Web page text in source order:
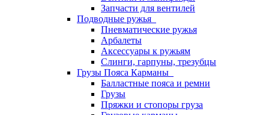
Запчасти для вентилей
Подводные ружья
Пневматические ружья
Арбалеты
Аксессуары к ружьям
Слинги, гарпуны, трезубцы
Грузы Пояса Карманы
Балластные пояса и ремни
Грузы
Пряжки и стопоры груза